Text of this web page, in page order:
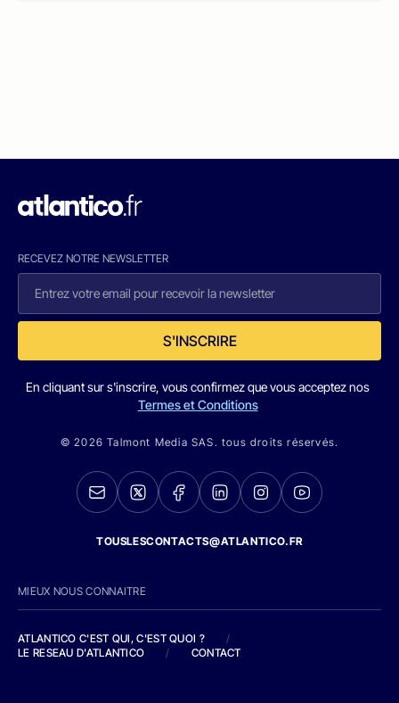
RECEVEZ NOTRE NEWSLETTER
S'INSCRIRE
En cliquant sur s'inscrire, vous confirmez que vous acceptez nos
Termes et Conditions
© 2026 Talmont Media SAS. tous droits réservés.
TOUSLESCONTACTS@ATLANTICO.FR
MIEUX NOUS CONNAITRE
ATLANTICO C'EST QUI, C'EST QUOI ?
/
LE RESEAU D'ATLANTICO
/ CONTACT